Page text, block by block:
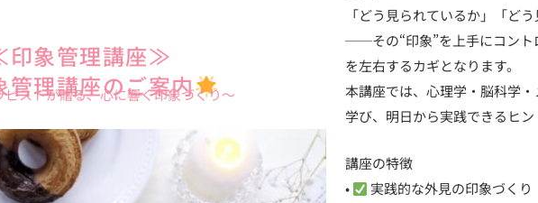
象管理講座≫
管理講座のご案内
ピストが贈る、心に響く印象づくり〜
「どう見られているか」「ど
──その“印象”を上手にコント
を左右するカギとなります。
本講座では、心理学・脳科学
学び、明日から実践できるヒ
講座の特徴
•
実践的な外見の印象づく